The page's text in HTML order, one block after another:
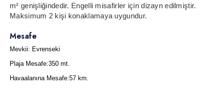
m² genişliğindedir. Engelli misafirler için dizayn edilmiştir.
Maksimum 2 kişi konaklamaya uygundur.
Mesafe
Mevkii: Evrenseki
Plaja Mesafe:350 mt.
Havaalanına Mesafe:57 km.